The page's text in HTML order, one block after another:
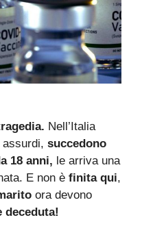
Nell’Italia
succedono
18 anni, le arriva una
E non è finita qui,
ora devono
deceduta!